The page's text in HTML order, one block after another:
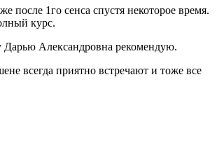
после 1го сенса спустя некоторое время.
курс.
Дарью Александровна рекомендую.
всегда приятно встречают и тоже все